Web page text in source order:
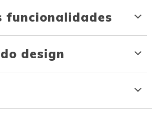
funcionalidades
design